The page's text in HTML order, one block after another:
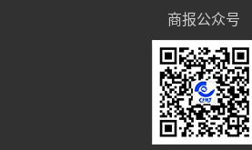
打造复合型城市人文空间
京东图书“书生行”再出发 莫言
澜、项飙共探当代人的精神世
2026-08-06 16:08:37
IBBY世界大会中国乡村阅读
幕，蔡皋以乡土初心向世界讲
商报公众号